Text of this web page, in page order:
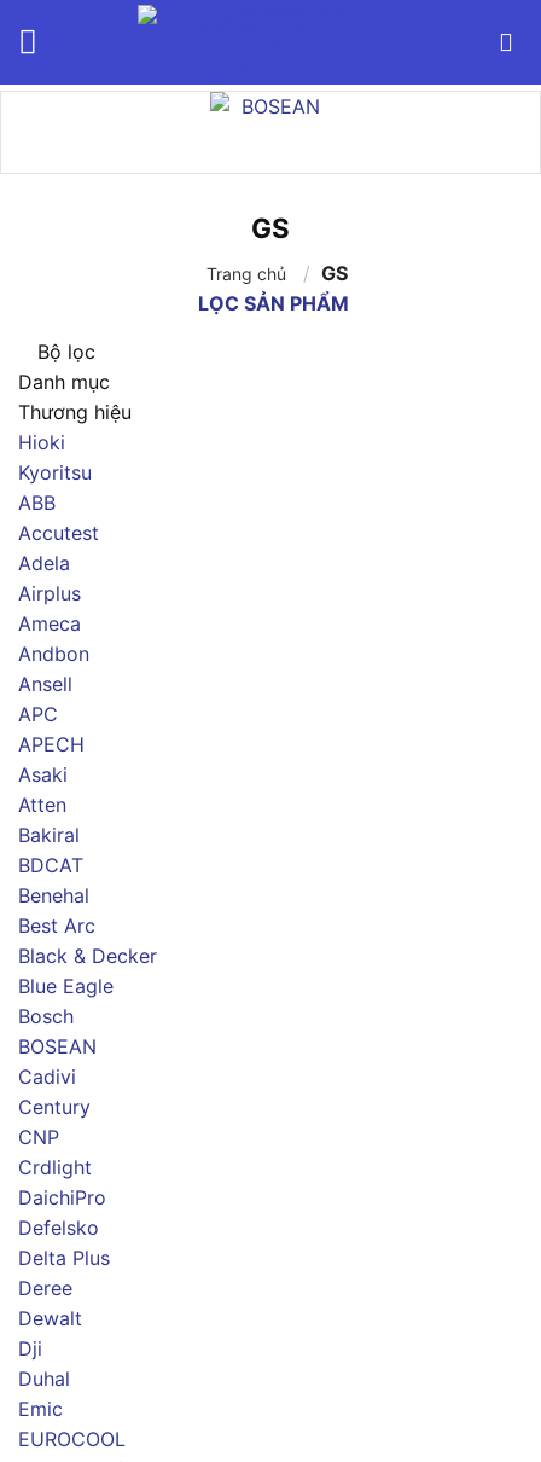
GS
Trang chủ / GS
LỌC SẢN PHẨM
Bộ lọc
Danh mục
Thương hiệu
Hioki
Kyoritsu
ABB
Accutest
Adela
Airplus
Ameca
Andbon
Ansell
APC
APECH
Asaki
Atten
Bakiral
BDCAT
Benehal
Best Arc
Black & Decker
Blue Eagle
Bosch
BOSEAN
Cadivi
Century
CNP
Crdlight
DaichiPro
Defelsko
Delta Plus
Deree
Dewalt
Dji
Duhal
Emic
EUROCOOL